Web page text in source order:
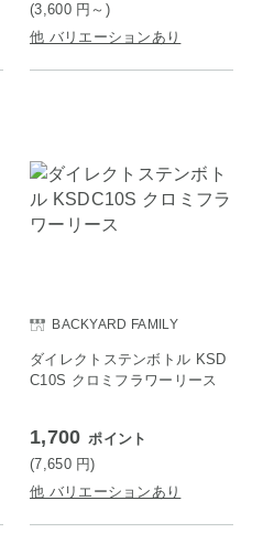
(3,600 円 ～)
他 バリエーションあり
BACKYARD FAMILY
ダイレクトステンボトル KSD
C10S クロミフラワーリース
1,700 ポイント
(7,650 円)
他 バリエーションあり